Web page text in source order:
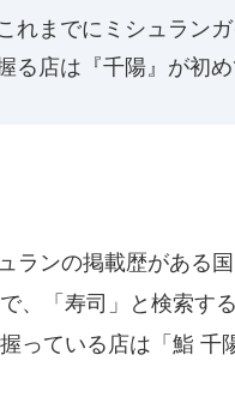
れまでにミシュラン
る店は『千陽』が初め
ランの掲載歴がある
、「寿司」と検索す
っている店は「鮨 千